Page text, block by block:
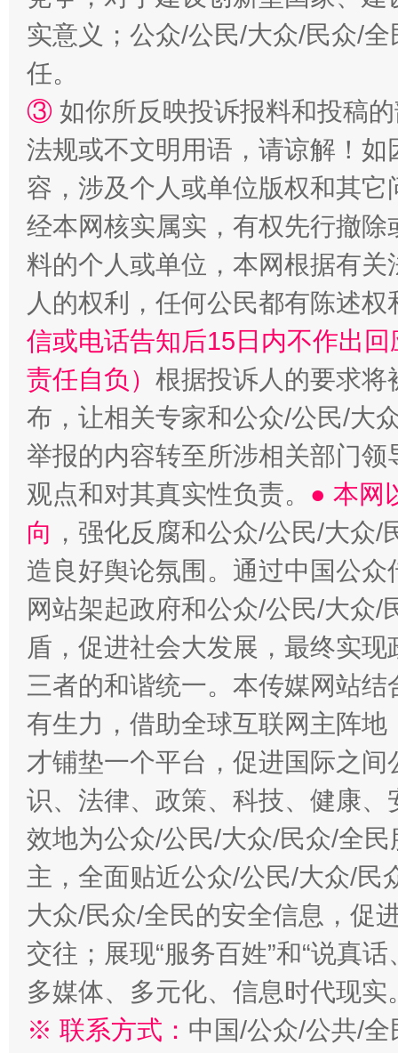
招工难、用工荒背后
实意义；公众/公民/大众/民众/
任。
③ 如你所反映投诉报料和投稿
法规或不文明用语，请谅解！
容，涉及个人或单位版权和其它
经本网核实属实，有权先行撤
料的个人或单位，本网根据有
人的权利，任何公民都有陈述
信或电话告知后15日内不作出
责任自负） 根据投诉人的要求将
布，让相关专家和公众/公民/大
举报的内容转至所涉相关部门
观点和对其真实性负责。 ● 本网
向 ，强化反腐和公众/公民/大众
造良好舆论氛围。通过中国公
网站架起政府和公众/公民/大众
盾，促进社会大发展，最终实
三者的和谐统一。本传媒网站
有生力，借助全球互联网主阵
才铺垫一个平台，促进国际之
识、法律、政策、科技、健康
效地为公众/公民/大众/民众/全
主，全面贴近公众/公民/大众/民
大众/民众/全民的安全信息，促
交往；展现“服务百姓”和“说真
多媒体、多元化、信息时代现实
※ 联系方式： 中国/公众/公共/